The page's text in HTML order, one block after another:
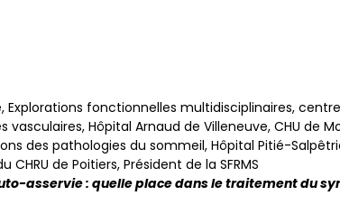
Explorations fonctionnelles multidisciplinaires,
Hôpital Arnaud de Villeneuve, CHU de
des pathologies du sommeil, Hôpital Pitié-
de Poitiers, Président de la SFRMS
asservie : quelle place dans le traitement du